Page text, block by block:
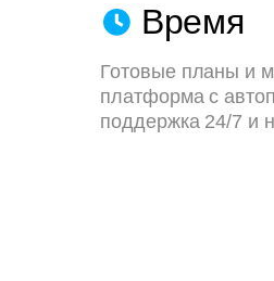
Время
Готовые планы и
платформа с
поддержка 24/7 и